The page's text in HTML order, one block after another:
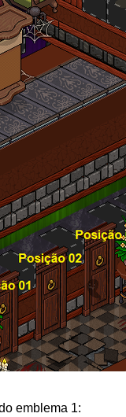
emblema 1: